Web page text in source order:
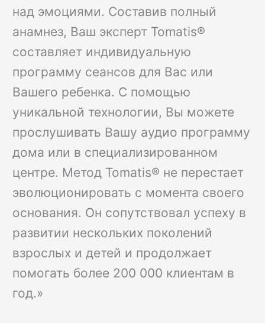
над эмоциями. Составив полный
анамнез, Ваш эксперт Tomatis®
составляет индивидуальную
программу сеансов для Вас или
Вашего ребенка. С помощью
уникальной технологии, Вы можете
прослушивать Вашу аудио программу
дома или в специализированном
центре. Метод Tomatis® не перестает
эволюционировать с момента своего
основания. Он сопутствовал успеху в
развитии нескольких поколений
взрослых и детей и продолжает
помогать более 200 000 клиентам в
год.»